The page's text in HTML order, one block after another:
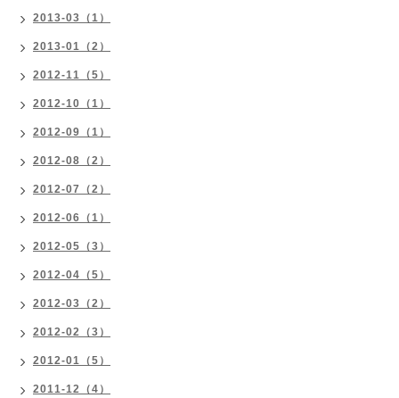
2013-03（1）
2013-01（2）
2012-11（5）
2012-10（1）
2012-09（1）
2012-08（2）
2012-07（2）
2012-06（1）
2012-05（3）
2012-04（5）
2012-03（2）
2012-02（3）
2012-01（5）
2011-12（4）